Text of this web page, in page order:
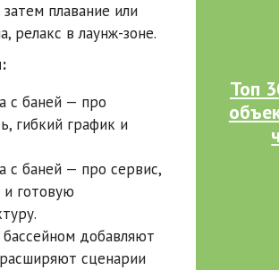
плавание или
релакс в лаунж-зоне.
с баней — про
гибкий график и
с баней — про сервис,
и готовую
добавляют
сценарии
Топ